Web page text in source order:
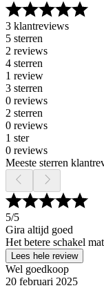
3 klantreviews
5 sterren
2 reviews
4 sterren
1 review
3 sterren
0 reviews
2 sterren
0 reviews
1 ster
0 reviews
Meeste sterren
5/5
Gira altijd goed
Het betere schakel
Lees hele review
Wel goedkoop
20 februari 2025